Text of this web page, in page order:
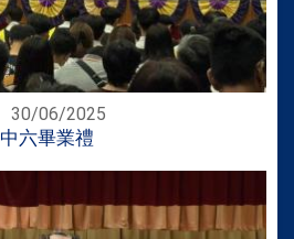
30/06/2025
中六畢業禮